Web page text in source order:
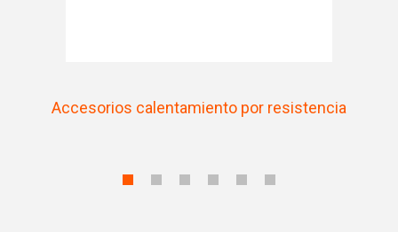
Accesorios calentamiento por resistencia